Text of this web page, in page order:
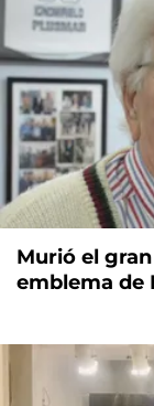
Murió el
emblema de